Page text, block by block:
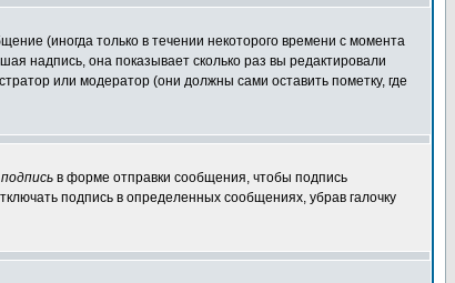
(иногда только в течении некоторого времени с момента
надпись, она показывает сколько раз вы редактировали
или модератор (они должны сами оставить пометку, где
в форме отправки сообщения, чтобы подпись
подпись в определенных сообщениях, убрав галочку